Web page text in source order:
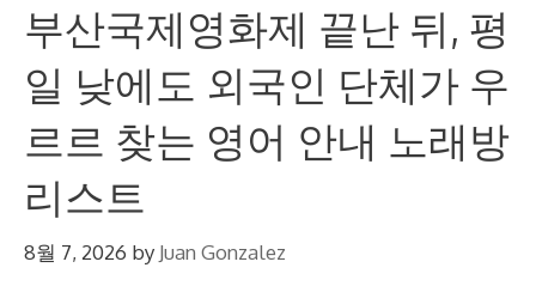
부산국제영화제 끝난 뒤, 평
일 낮에도 외국인 단체가 우
르르 찾는 영어 안내 노래방
리스트
8월 7, 2026 by Juan Gonzalez